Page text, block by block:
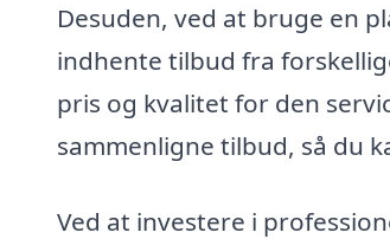
Desuden, ved at bruge en
indhente tilbud fra
pris og kvalitet for den
sammenligne tilbud, så du
Ved at investere i